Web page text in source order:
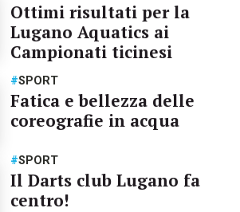
Ottimi risultati per la
Lugano Aquatics ai
Campionati ticinesi
#SPORT
Fatica e bellezza delle
coreografie in acqua
#SPORT
Il Darts club Lugano fa
centro!